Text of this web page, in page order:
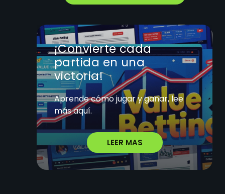
¡Convierte cada
partida en una
victoria!
Aprende cómo jugar y ganar, lee
más aquí.
LEER MAS